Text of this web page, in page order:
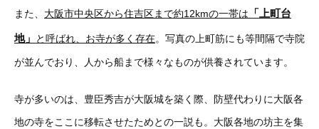
また、 大阪市中央区から住吉区まで約12kmの一帯は 「上町台
地」 と呼ばれ、お寺が多く存在。写真の上町筋にも等間隔で寺院
が並んでおり、人から船まで様々なものが供養されています。
寺が多いのは、豊臣秀吉が大阪城を築く際、防壁代わりに大阪各
地の寺をここに移転させたためとの一説も。大阪各地の坊主を集